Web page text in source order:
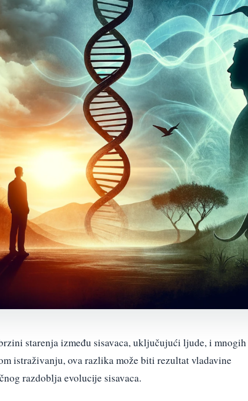
starenja između sisavaca, uključujući ljude, i mnogih
istraživanju, ova razlika može biti rezultat vladavine
razdoblja evolucije sisavaca.